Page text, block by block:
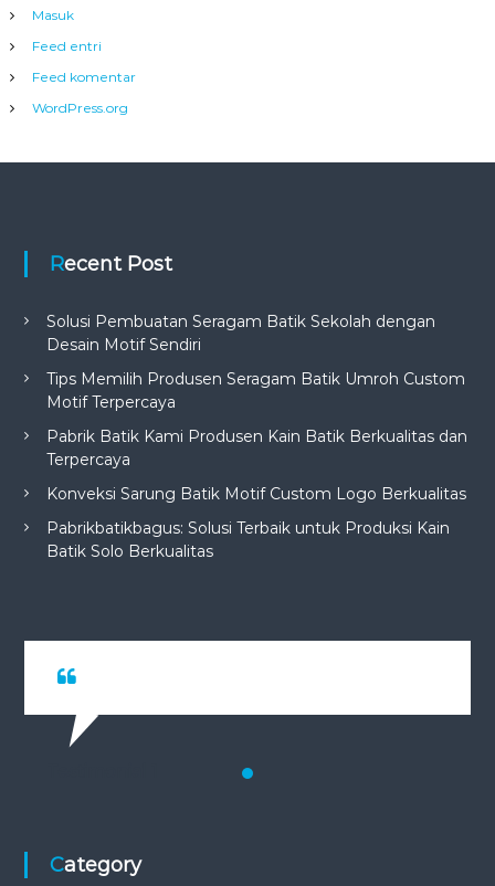
Masuk
Feed entri
Feed komentar
WordPress.org
Recent Post
Solusi Pembuatan Seragam Batik Sekolah dengan
Desain Motif Sendiri
Tips Memilih Produsen Seragam Batik Umroh Custom
Motif Terpercaya
Pabrik Batik Kami Produsen Kain Batik Berkualitas dan
Terpercaya
Konveksi Sarung Batik Motif Custom Logo Berkualitas
Pabrikbatikbagus: Solusi Terbaik untuk Produksi Kain
Batik Solo Berkualitas
Category